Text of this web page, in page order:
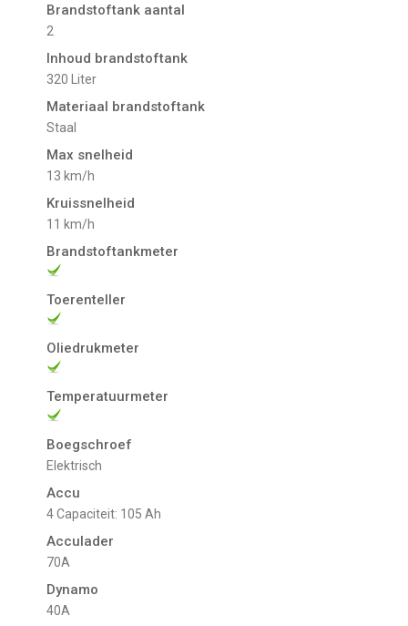
Brandstoftank aantal
2
Inhoud brandstoftank
320 Liter
Materiaal brandstoftank
Staal
Max snelheid
13 km/h
Kruissnelheid
11 km/h
Brandstoftankmeter
Toerenteller
Oliedrukmeter
Temperatuurmeter
Boegschroef
Elektrisch
Accu
4 Capaciteit: 105 Ah
Acculader
70A
Dynamo
40A